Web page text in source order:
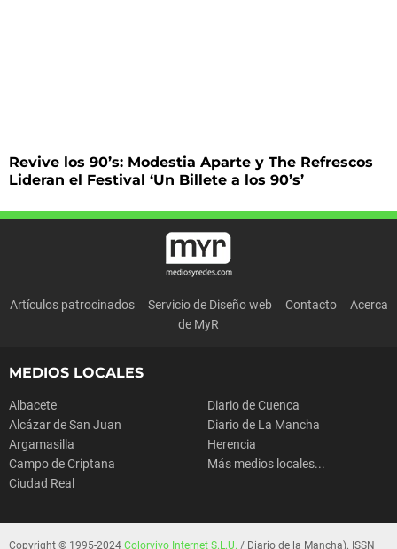
Revive los 90’s: Modestia Aparte y The Refrescos
Lideran el Festival ‘Un Billete a los 90’s’
Artículos patrocinados Servicio de Diseño web Contacto
Acerca
de MyR
MEDIOS LOCALES
Albacete
Alcázar de San Juan
Argamasilla
Campo de Criptana
Ciudad Real
Diario de Cuenca
Diario de La Mancha
Herencia
Más medios locales...
Copyright © 1995-2024 Colorvivo Internet S.L.U. / Diario de la Mancha). ISSN